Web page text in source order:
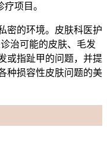
项目。
密的环境。皮肤科医护
治可能的皮肤、毛发
或指趾甲的问题，并提
种损容性皮肤问题的美